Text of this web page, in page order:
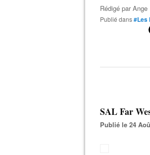
Rédigé parAnge
Publié dans#Les
SAL Far
Publié le 24